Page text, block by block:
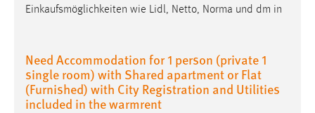
Einkaufsmöglichkeiten wie Lidl, Netto, Norma und dm in
Need Accommodation for 1 person (private 1
single room) with Shared apartment or Flat
(Furnished) with City Registration and Utilities
included in the warmrent